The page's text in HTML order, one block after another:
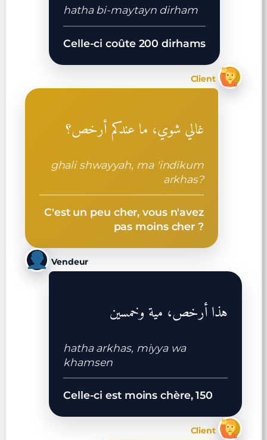
hatha bi-maytayn dirham
Celle-ci coûte 200 dirhams
Client
غالي شوي، ما عندكم أرخص؟
ghali shwayyah, ma 'indikum
arkhas?
C'est un peu cher, vous n'avez
pas moins cher ?
Vendeur
هذا أرخص، مية وخمسين
hatha arkhas, miyya wa
khamsen
Celle-ci est moins chère, 150
Client